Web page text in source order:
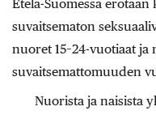
Etelä-Suomessa
suvaitsematon
nuoret 15–24-vuotiaat
suvaitsemattomuuden
Nuorista ja naisista